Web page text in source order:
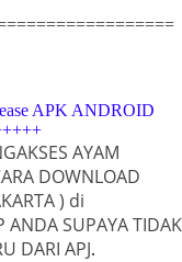
APK ANDROID
AYAM
DOWNLOAD
) di
ANDA SUPAYA TIDAK
DARI APJ.